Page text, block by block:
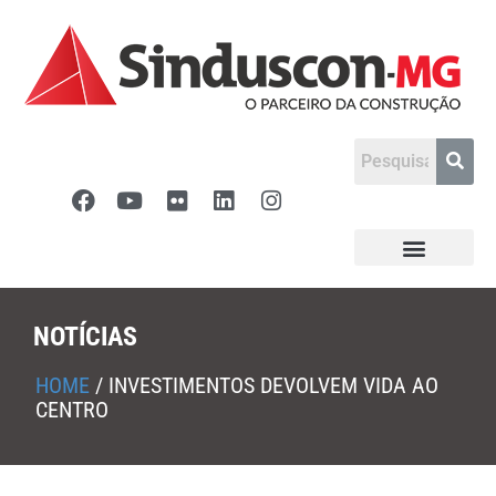
NOTÍCIAS
HOME / INVESTIMENTOS DEVOLVEM VIDA AO
CENTRO